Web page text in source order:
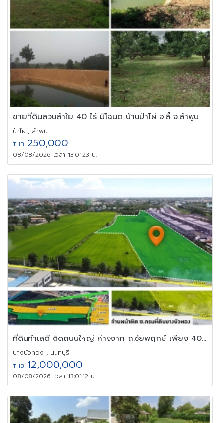
ขายที่ดินสวนลำใย 40 ไร่ มีโฉนด บ้านป่าไผ่ อ.ลี้ จ.ลำพูน
ป่าไผ่ , ลำพูน
THB 250,000
08/08/2026 เวลา 13:01:23 น.
ที่ดินทำเลดี ติดถนนใหญ่ ห่างจาก ถ.ชัยพฤกษ์ เพียง 400 ม. พร้อมโอน
บางบัวทอง , นนทบุรี
THB 12,000,000
08/08/2026 เวลา 13:01:12 น.